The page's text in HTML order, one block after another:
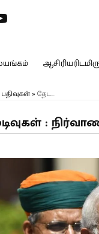
» தேட...
: